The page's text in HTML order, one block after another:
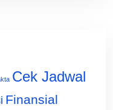
Cek Jadwal
Finansial